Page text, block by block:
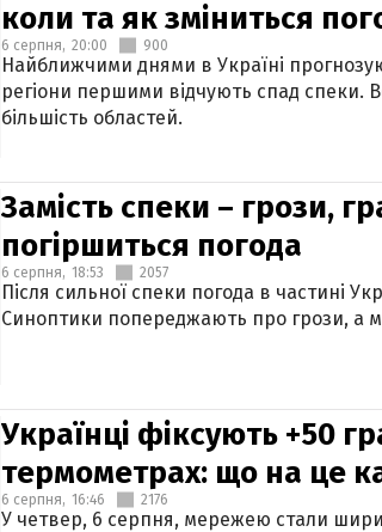
коли та як зміниться
6 серпня, 20:00 900
Найближчими днями в Україні
регіони першими відчують спад спеки.
більшість областей.
Замість спеки – грози,
погіршиться погода
6 серпня, 18:53 2057
Після сильної спеки погода в частині
Синоптики попереджають про грози, а
Українці фіксують +50
термометрах: що на це
6 серпня, 16:46 2176
У четвер, 6 серпня, мережею стали